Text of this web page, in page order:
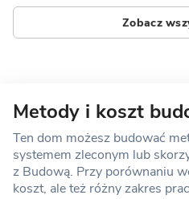
Zobacz
Metody i koszt
Ten dom możesz budować
systemem zleconym lub
z Budową. Przy porównaniu
koszt, ale też różny zakres